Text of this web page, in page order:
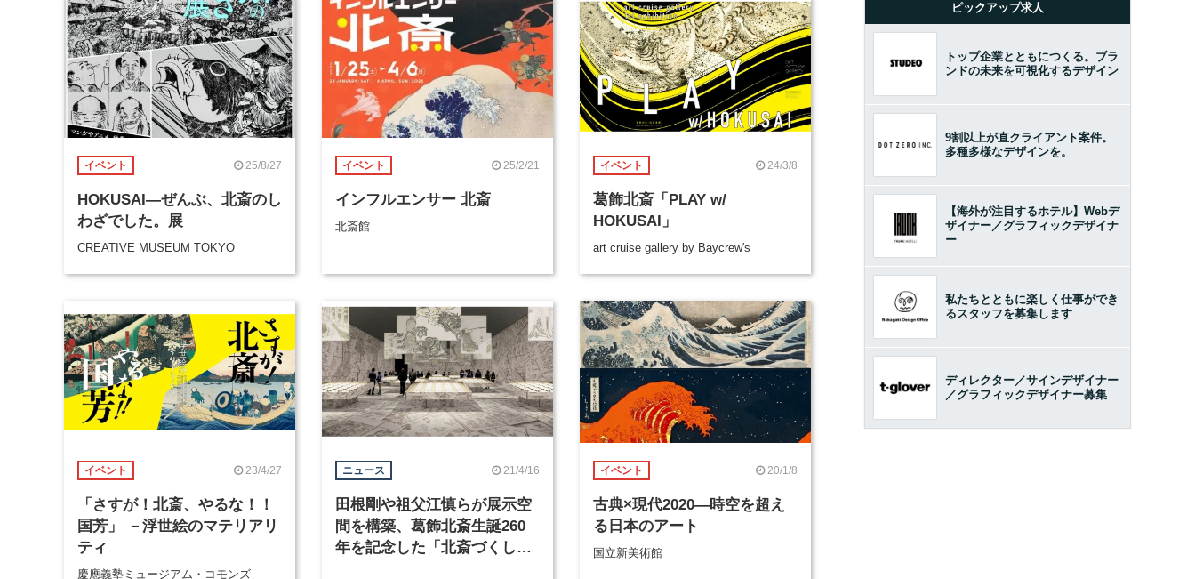
イベント 25/8/27
HOKUSAI―ぜんぶ、北斎のし
わざでした。展
CREATIVE MUSEUM TOKYO
イベント 25/2/21
インフルエンサー 北斎
北斎館
イベント 24/3/8
葛飾北斎「PLAY w/
HOKUSAI」
art cruise gallery by Baycrew's
イベント 23/4/27
「さすが！北斎、やるな！！
国芳」 －浮世絵のマテリアリ
ティ
慶應義塾ミュージアム・コモンズ
ニュース 21/4/16
田根剛や祖父江慎らが展示空
間を構築、葛飾北斎生誕260
年を記念した「北斎づくし」
イベント 20/1/8
古典×現代2020―時空を超え
る日本のアート
国立新美術館
ピックアップ求人
トップ企業とともにつくる。ブラ
ンドの未来を可視化するデザイン
9割以上が直クライアント案件。
多種多様なデザインを。
【海外が注目するホテル】Webデ
ザイナー／グラフィックデザイナ
ー
私たちとともに楽しく仕事ができ
るスタッフを募集します
ディレクター／サインデザイナー
／グラフィックデザイナー募集